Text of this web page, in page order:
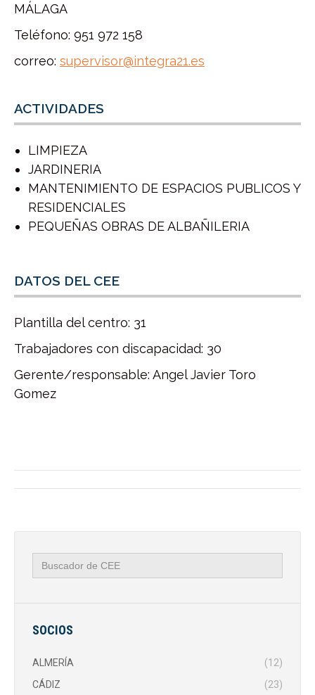
MÁLAGA
Teléfono: 951 972 158
correo: supervisor@integra21.es
ACTIVIDADES
LIMPIEZA
JARDINERIA
MANTENIMIENTO DE ESPACIOS PUBLICOS Y
RESIDENCIALES
PEQUEÑAS OBRAS DE ALBAÑILERIA
DATOS DEL CEE
Plantilla del centro: 31
Trabajadores con discapacidad: 30
Gerente/responsable: Angel Javier Toro
Gomez
Navegación
entre
publicaciones
Buscar:
SOCIOS
ALMERÍA
(12)
CÁDIZ
(23)